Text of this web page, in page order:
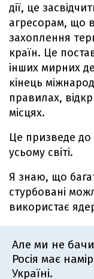
дії, це
агресорам, що
захоплення
країн. Це
інших мирних
кінець
правилах,
місцях.
Це призведе до
усьому світі.
Я знаю, що
стурбовані
використає
Але ми не
Росія має
Україні.